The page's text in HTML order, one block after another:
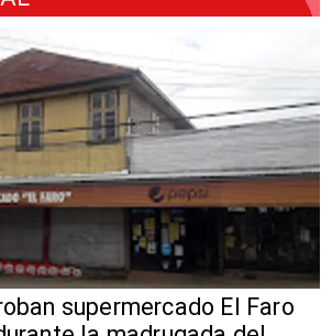
supermercado El Faro